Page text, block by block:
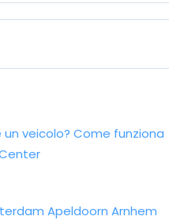
veicolo? Come funziona
Apeldoorn Arnhem